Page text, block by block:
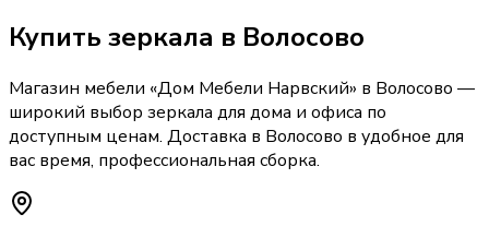
Купить зеркала в Волосово
Магазин мебели «Дом Мебели Нарвский» в Волосово —
широкий выбор зеркала для дома и офиса по
доступным ценам. Доставка в Волосово в удобное для
вас время, профессиональная сборка.